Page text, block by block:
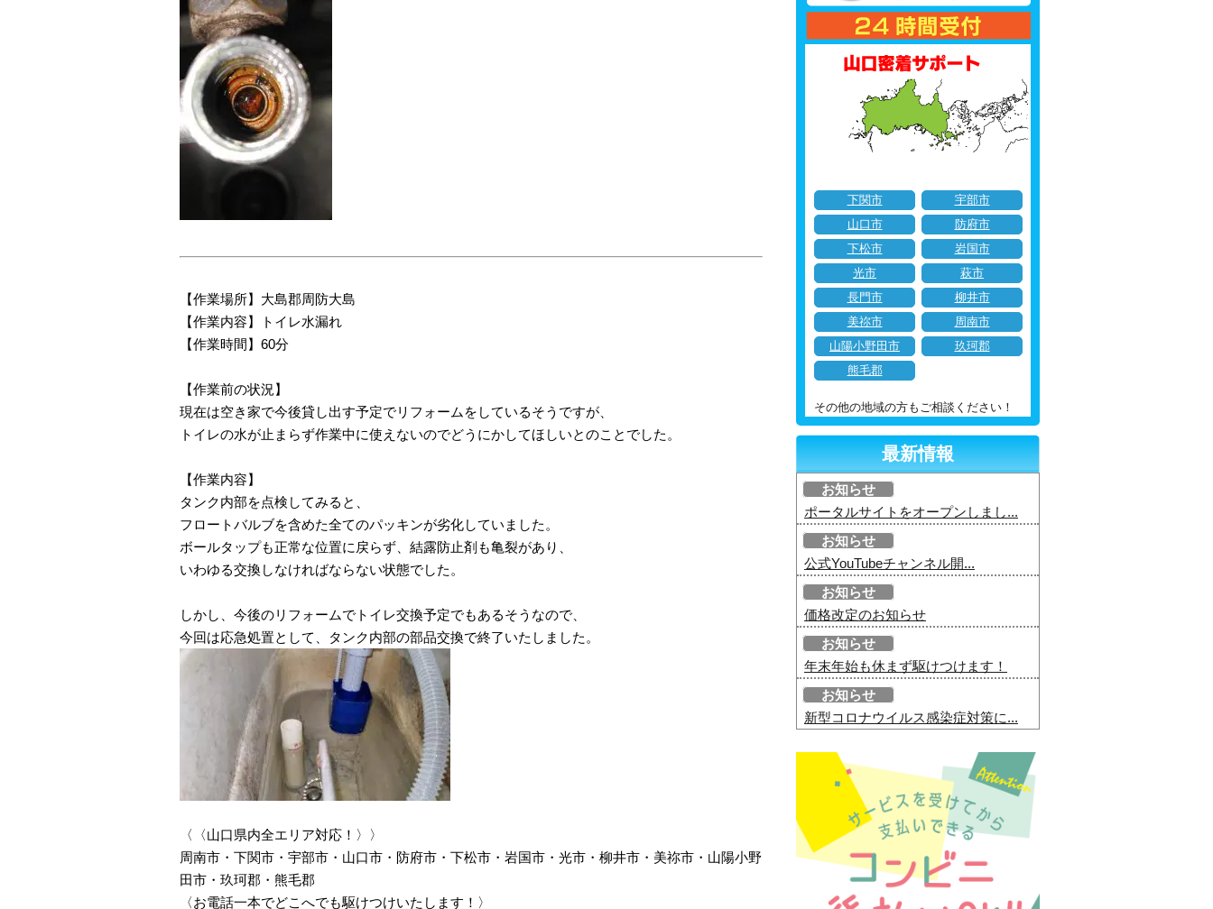
【作業場所】大島郡周防大島
【作業内容】トイレ水漏れ
【作業時間】60分
【作業前の状況】
現在は空き家で今後貸し出す予定でリフォームをしているそうですが、
トイレの水が止まらず作業中に使えないのでどうにかしてほしいとのことでした。
【作業内容】
タンク内部を点検してみると、
フロートバルブを含めた全てのパッキンが劣化していました。
ボールタップも正常な位置に戻らず、結露防止剤も亀裂があり、
いわゆる交換しなければならない状態でした。
しかし、今後のリフォームでトイレ交換予定でもあるそうなので、
今回は応急処置として、タンク内部の部品交換で終了いたしました。
〈〈山口県内全エリア対応！〉〉
周南市・下関市・宇部市・山口市・防府市・下松市・岩国市・光市・柳井市・美祢市・山陽小野
田市・玖珂郡・熊毛郡
〈お電話一本でどこへでも駆けつけいたします！〉
下関市
宇部市
山口市
防府市
下松市
岩国市
光市
萩市
長門市
柳井市
美祢市
周南市
山陽小野田市
玖珂郡
熊毛郡
その他の地域の方もご相談ください！
最新情報
お知らせ
ポータルサイトをオープンしまし...
お知らせ
公式YouTubeチャンネル開...
お知らせ
価格改定のお知らせ
お知らせ
年末年始も休まず駆けつけます！
お知らせ
新型コロナウイルス感染症対策に...